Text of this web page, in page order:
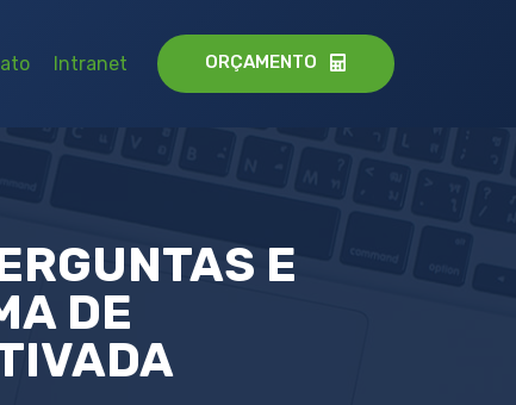
Intranet ORÇAMENTO
E
DE